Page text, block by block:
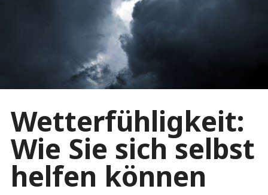
Wetterfühligkeit:
Wie Sie sich selbst
helfen können